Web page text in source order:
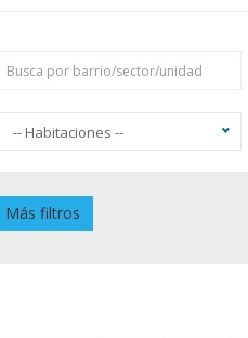
-- Habitaciones --
Piscina
Más filtros